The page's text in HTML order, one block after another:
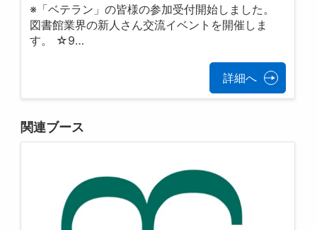
※「ベテラン」の皆様の参加受付開始しました。
図書館業界の新人さん交流イベントを開催しま
す。 ☆9…
詳細へ
関連ブース